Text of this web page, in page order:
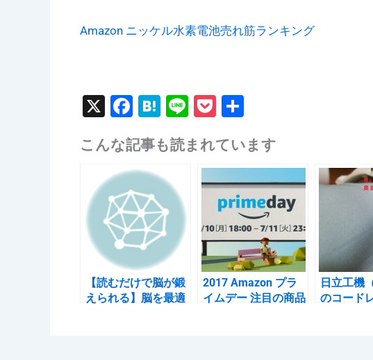
Amazon ニッケル水素電池売れ筋ランキング
X
F
c
e
b
o
o
k
H
e
n
a
Li
e
P
c
k
et
こんな記事も読まれています
【読むだけで脳が鍛
えられる】脳を最適
2017 Amazon プラ
イムデー 注目の商品
日立工機
のコード